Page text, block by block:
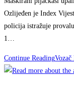
Ozlijeđen je Index
policija istražuje
1…
Continue Reading